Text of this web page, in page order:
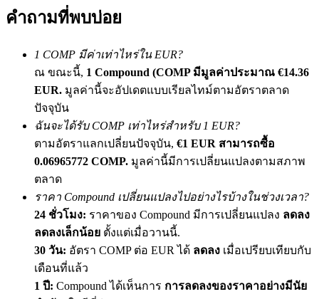
BTC Welcome Rewards
BTC Welcome Rewards
Deposit & Trade BTC to Share 25000 USDT prize pool!
Deposit CASHCAT & Win
คำถามที่พบบ่อย
1 COMP มีค่าเท่าไหร่ใน EUR?
ณ ขณะนี้, 1 Compound (COMP มีมูลค่าประมาณ €14.36
EUR. มูลค่านี้จะอัปเดตแบบเรียลไทม์ตามอัตราตลาด
ปัจจุบัน
ฉันจะได้รับ COMP เท่าไหร่สำหรับ 1 EUR?
ตามอัตราแลกเปลี่ยนปัจจุบัน, €1 EUR สามารถซื้อ
0.06965772 COMP. มูลค่านี้มีการเปลี่ยนแปลงตามสภาพ
ตลาด
ราคา Compound เปลี่ยนแปลงไปอย่างไรบ้างในช่วงเวลา?
24 ชั่วโมง: ราคาของ Compound มีการเปลี่ยนแปลง ลดลง
ลดลงเล็กน้อย ตั้งแต่เมื่อวานนี้.
30 วัน: อัตรา COMP ต่อ EUR ได้ ลดลง เมื่อเปรียบเทียบกับ
เดือนที่แล้ว
1 ปี: Compound ได้เห็นการ การลดลงของราคาอย่างมีนัย